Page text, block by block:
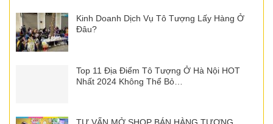
Kinh Doanh Dịch Vụ Tô Tượng Lấy Hàng Ở
Đâu?
Top 11 Địa Điểm Tô Tượng Ở Hà Nội HOT
Nhất 2024 Không Thể Bỏ…